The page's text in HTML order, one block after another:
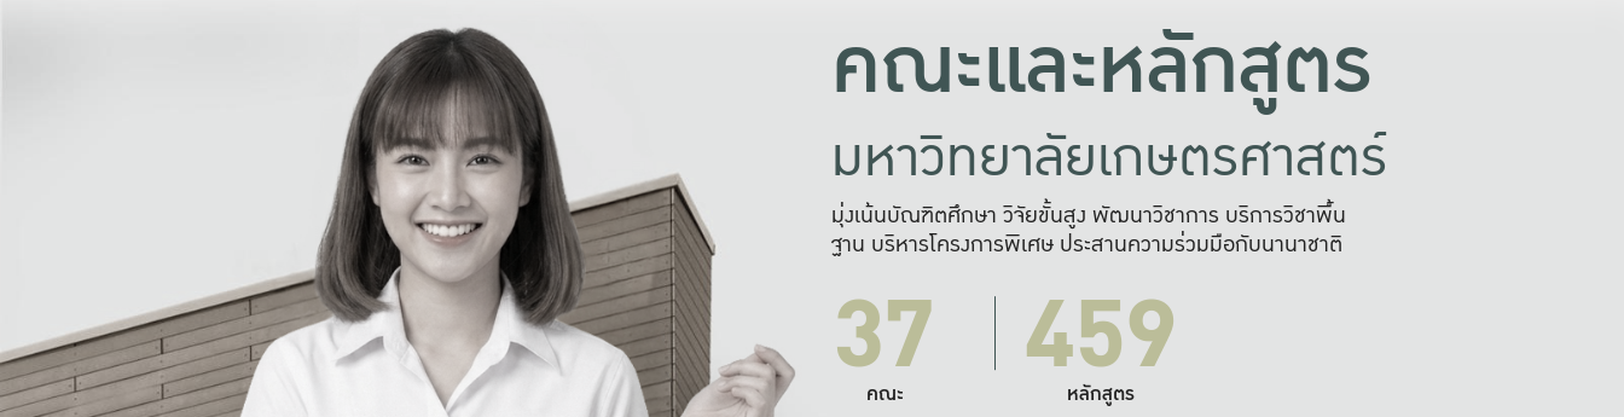
คณะและหลักสูตร
มหาวิทยาลัยเกษตรศาสตร์
มุ่งเน้นบัณฑิตศึกษา วิจัยขั้นสูง พัฒนาวิชาการ บริการวิชาพื้น
ฐาน บริหารโครงการพิเศษ ประสานความร่วมมือกับนานาชาติ
37
คณะ 459
หลักสูตร